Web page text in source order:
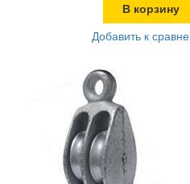
В корзину
Добавить к